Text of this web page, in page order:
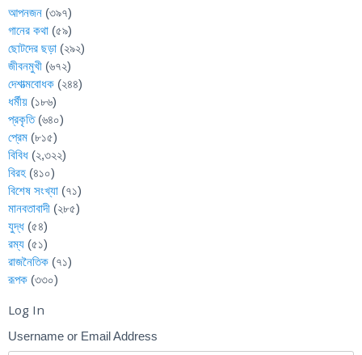
আপনজন (৩৯৭)
গানের কথা (৫৯)
ছোটদের ছড়া (২৯২)
জীবনমুখী (৬৭২)
দেশাত্মবোধক (২৪৪)
ধর্মীয় (১৮৬)
প্রকৃতি(৬৪০)
প্রেম (৮১৫)
বিবিধ (২,৩২২)
বিরহ (৪১০)
বিশেষ সংখ্যা (৭১)
মানবতাবাদী (২৮৫)
যুদ্ধ (৫৪)
রম্য (৫১)
রাজনৈতিক (৭১)
রূপক (৩৩০)
Log In
Username or Email Address